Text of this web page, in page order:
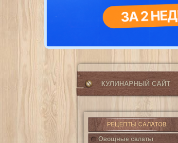
КУЛИНАРНЫЙ САЙТ
РЕЦЕПТЫ САЛАТОВ
Овощные салаты